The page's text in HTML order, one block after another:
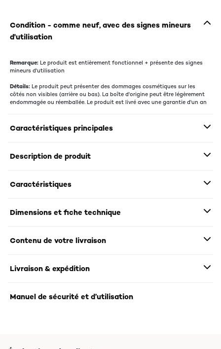
Condition - comme neuf, avec des signes mineurs
d'utilisation
Remarque: Le produit est entièrement fonctionnel + présente des signes
mineurs d'utilisation
Détails: Le produit peut présenter des dommages cosmétiques sur les
côtés non visibles (arrière ou bas). La boîte d'origine peut être légèrement
endommagée ou réemballée. Le produit est livré avec une garantie d'un an
Caractéristiques principales
Description de produit
Caractéristiques
Dimensions et fiche technique
Contenu de votre livraison
Livraison & expédition
Manuel de sécurité et d’utilisation